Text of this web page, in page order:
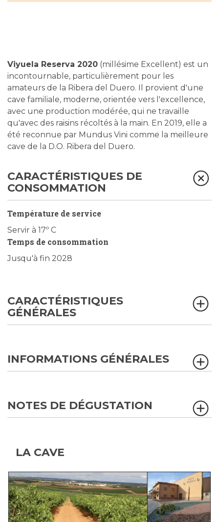
Viyuela Reserva 2020 (millésime Excellent) est un
incontournable, particulièrement pour les
amateurs de la Ribera del Duero. Il provient d'une
cave familiale, moderne, orientée vers l'excellence,
avec une production modérée, qui ne travaille
qu'avec des raisins récoltés à la main. En 2019, elle a
été reconnue par Mundus Vini comme la meilleure
cave de la D.O. Ribera del Duero.
CARACTÉRISTIQUES DE
CONSOMMATION
Température de service
Servir à 17º C
Temps de consommation
Jusqu'à fin 2028
CARACTÉRISTIQUES
GÉNÉRALES
INFORMATIONS GÉNÉRALES
NOTES DE DÉGUSTATION
LA CAVE